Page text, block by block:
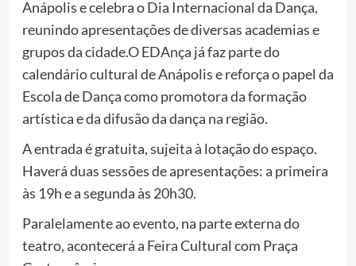
Anápolis e celebra o Dia Internacional da Dança,
reunindo apresentações de diversas academias e
grupos da cidade.O EDAnça já faz parte do
calendário cultural de Anápolis e reforça o papel da
Escola de Dança como promotora da formação
artística e da difusão da dança na região.
A entrada é gratuita, sujeita à lotação do espaço.
Haverá duas sessões de apresentações: a primeira
às 19h e a segunda às 20h30.
Paralelamente ao evento, na parte externa do
teatro, acontecerá a Feira Cultural com Praça